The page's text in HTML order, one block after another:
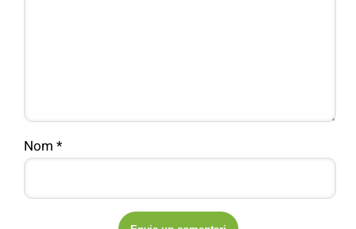
Nom *